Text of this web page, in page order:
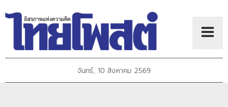
จันทร์, 10 สิงหาคม 2569